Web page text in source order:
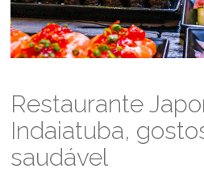
Restaurante
Indaiatuba,
saudável